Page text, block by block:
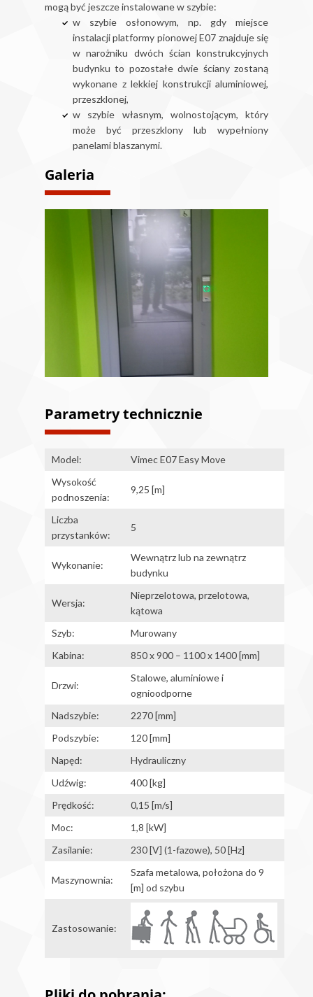
mogą być jeszcze instalowane w szybie:
w szybie osłonowym, np. gdy miejsce
instalacji platformy pionowej E07 znajduje się
w narożniku dwóch ścian konstrukcyjnych
budynku to pozostałe dwie ściany zostaną
wykonane z lekkiej konstrukcji aluminiowej,
przeszklonej,
w szybie własnym, wolnostojącym, który
może być przeszklony lub wypełniony
panelami blaszanymi.
Galeria
Parametry technicznie
Model:
Vimec E07 Easy Move
Wysokość
podnoszenia:
9,25 [m]
Liczba
przystanków:
5
Wykonanie:
Wewnątrz lub na zewnątrz
budynku
Wersja:
Nieprzelotowa, przelotowa,
kątowa
Szyb:
Murowany
Kabina:
850 x 900 – 1100 x 1400 [mm]
Drzwi:
Stalowe, aluminiowe i
ognioodporne
Nadszybie:
2270 [mm]
Podszybie:
120 [mm]
Napęd:
Hydrauliczny
Udźwig:
400 [kg]
Prędkość:
0,15 [m/s]
Moc:
1,8 [kW]
Zasilanie:
230 [V] (1-fazowe), 50 [Hz]
Maszynownia:
Szafa metalowa, położona do 9
[m] od szybu
Zastosowanie: